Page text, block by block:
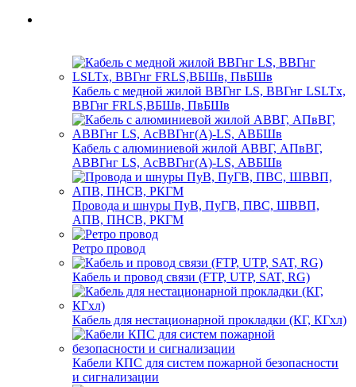
Кабель с медной жилой ВВГнг LS, ВВГнг LSLTx,
ВВГнг FRLS,ВБШв, ПвБШв
Кабель с алюминиевой жилой АВВГ, АПвВГ,
АВВГнг LS, АсВВГнг(А)-LS, АВБШв
Провода и шнуры ПуВ, ПуГВ, ПВС, ШВВП,
АПВ, ПНСВ, РКГМ
Ретро провод
Кабель и провод связи (FTP, UTP, SAT, RG)
Кабель для нестационарной прокладки (КГ, КГхл)
Кабели КПС для систем пожарной безопасности
и сигнализации